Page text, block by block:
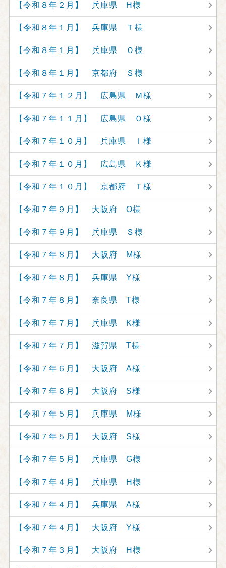
【令和８年２月】 兵庫県 H様
【令和８年１月】 兵庫県 Ｔ様
【令和８年１月】 兵庫県 Ｏ様
【令和８年１月】 京都府 Ｓ様
【令和７年１２月】 広島県 Ｍ様
【令和７年１１月】 広島県 Ｏ様
【令和７年１０月】 兵庫県 Ｉ様
【令和７年１０月】 広島県 Ｋ様
【令和７年１０月】 京都府 Ｔ様
【令和７年９月】 大阪府 O様
【令和７年９月】 兵庫県 Ｓ様
【令和７年８月】 大阪府 M様
【令和７年８月】 兵庫県 Y様
【令和７年８月】 奈良県 T様
【令和７年７月】 兵庫県 K様
【令和７年７月】 滋賀県 T様
【令和７年６月】 大阪府 A様
【令和７年６月】 大阪府 S様
【令和７年５月】 兵庫県 M様
【令和７年５月】 大阪府 S様
【令和７年５月】 兵庫県 G様
【令和７年４月】 兵庫県 H様
【令和７年４月】 兵庫県 A様
【令和７年４月】 大阪府 Y様
【令和７年３月】 大阪府 H様